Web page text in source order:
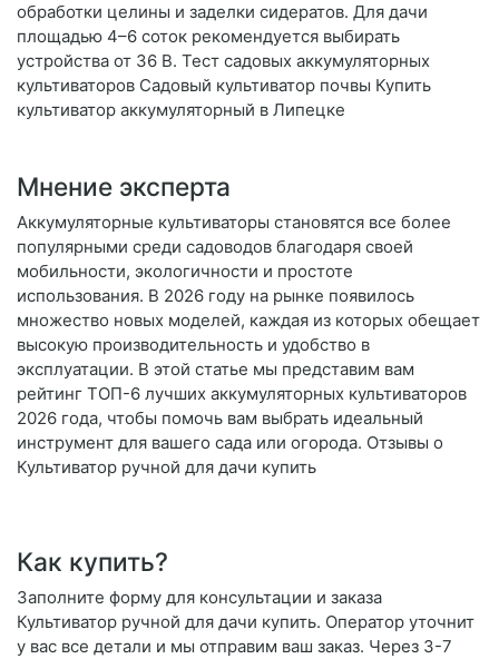
обработки целины и заделки сидератов. Для дачи
площадью 4–6 соток рекомендуется выбирать
устройства от 36 В. Тест садовых аккумуляторных
культиваторов Садовый культиватор почвы Купить
культиватор аккумуляторный в Липецке
Мнение эксперта
Аккумуляторные культиваторы становятся все более
популярными среди садоводов благодаря своей
мобильности, экологичности и простоте
использования. В 2026 году на рынке появилось
множество новых моделей, каждая из которых обещает
высокую производительность и удобство в
эксплуатации. В этой статье мы представим вам
рейтинг ТОП-6 лучших аккумуляторных культиваторов
2026 года, чтобы помочь вам выбрать идеальный
инструмент для вашего сада или огорода. Отзывы о
Культиватор ручной для дачи купить
Как купить?
Заполните форму для консультации и заказа
Культиватор ручной для дачи купить. Оператор уточнит
у вас все детали и мы отправим ваш заказ. Через 3-7